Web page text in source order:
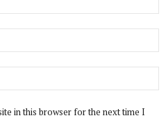
in this browser for the next time I